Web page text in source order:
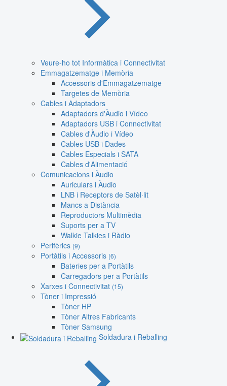
Veure-ho tot Informàtica i Connectivitat
Emmagatzematge i Memòria
Accessoris d'Emmagatzematge
Targetes de Memòria
Cables i Adaptadors
Adaptadors d'Àudio i Vídeo
Adaptadors USB i Connectivitat
Cables d'Àudio i Vídeo
Cables USB i Dades
Cables Especials i SATA
Cables d'Alimentació
Comunicacions i Àudio
Auriculars i Àudio
LNB i Receptors de Satèl·lit
Mancs a Distància
Reproductors Multimèdia
Suports per a TV
Walkie Talkies i Ràdio
Perifèrics (9)
Portàtils i Accessoris (6)
Bateries per a Portàtils
Carregadors per a Portàtils
Xarxes i Connectivitat (15)
Tòner i Impressió
Tòner HP
Tòner Altres Fabricants
Tòner Samsung
Soldadura i Reballing